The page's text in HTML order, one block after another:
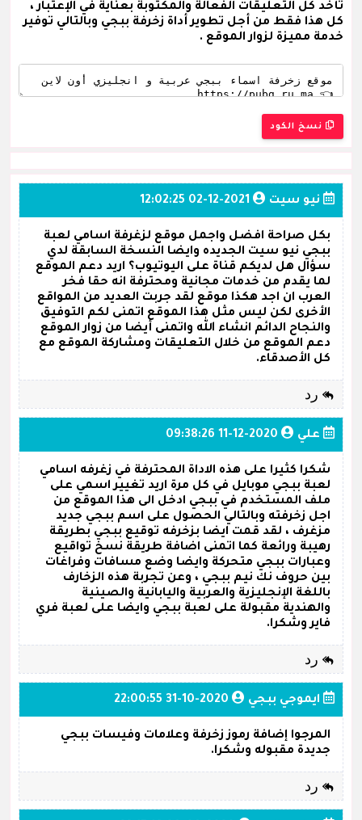
تأخد كل التعليقات الفعالة والمكتوبة بعناية في الإعتبار ،
كل هذا فقط من أجل تطوير أداة زخرفة ببجي وبالتالي توفير
خدمة مميزة لزوار الموقع .
نسخ الكود
نيو سيت 2021-12-02 12:02:25
بكل صراحة افضل واجمل موقع لزغرفة اسامي لعبة
ببجي نيو سيت الجديده وايضا النسخة السابقة لدي
سؤال هل لديكم قناة على اليوتيوب؟ اريد دعم الموقع
لما يقدم من خدمات مجانية ومحترفة انه حقا فخر
العرب ان اجد هكذا موقع لقد جربت العديد من المواقع
الأخرى لكن ليس مثل هذا الموقع اتمنى لكم التوفيق
والنجاح الدائم انشاء الله واتمنى أيضا من زوار الموقع
دعم الموقع من خلال التعليقات ومشاركة الموقع مع
كل الأصدقاء.
رد
علي 2020-12-11 09:38:26
شكرا كثيرا على هذه الاداة المحترفة في زغرفه اسامي
لعبة ببجي موبايل في كل مرة اريد تغيير اسمي على
ملف المستخدم في ببجي ادخل الى هذا الموقع من
اجل زخرفته وبالتالي الحصول على اسم ببجي جديد
مزغرف ، لقد قمت ايضا بزخرفه توقيع ببجي بطريقة
رهيبة ورائعة كما اتمنى اضافة طريقة نسخ تواقيع
وعبارات ببجي متحركة وايضا وضع مسافات وفراغات
بين حروف نك نيم ببجي ، وعن تجربة هذه الزخارف
باللغة الإنجليزية والعربية واليابانية والصينية
والهندية مقبولة على لعبة ببجي وايضا على لعبة فري
فاير وشكرا.
رد
ايموجي ببجي 2020-10-31 22:00:55
المرجوا إضافة رموز زخرفة وعلامات وفيسات ببجي
جديدة مقبوله وشكرا.
رد